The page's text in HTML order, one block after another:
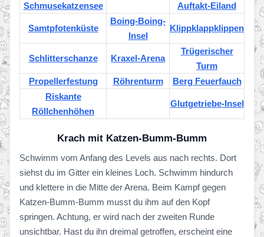
Schmusekatzensee
Auftakt-Eiland
Samtpfotenküste
Boing-Boing-
Insel
Klippklappklippen
Schlitterschanze Kraxel-Arena
Trügerischer
Turm
Propellerfestung
Röhrenturm
Berg Feuerfauch
Riskante
Röllchenhöhen
Glutgetriebe-Insel
Krach mit Katzen-Bumm-Bumm
Schwimm vom Anfang des Levels aus nach rechts. Dort
siehst du im Gitter ein kleines Loch. Schwimm hindurch
und klettere in die Mitte der Arena. Beim Kampf gegen
Katzen-Bumm-Bumm musst du ihm auf den Kopf
springen. Achtung, er wird nach der zweiten Runde
unsichtbar. Hast du ihn dreimal getroffen, erscheint eine